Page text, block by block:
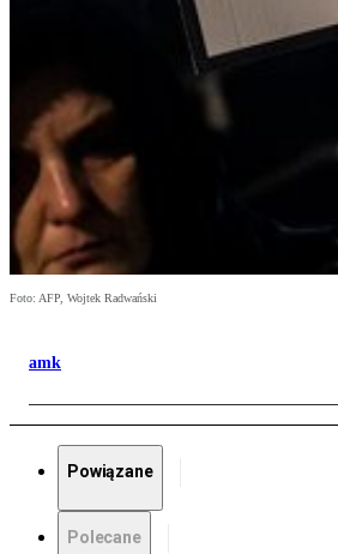
Foto: AFP, Wojtek Radwański
amk
Powiązane
Polecane